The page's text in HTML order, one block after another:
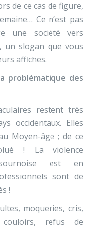
de ce cas de figure,
Ce n’est pas
une société vers
un slogan que vous
affiches.
problématique des
restent très
occidentaux. Elles
Moyen-âge ; de ce
! La violence
est en
sont de
!
moqueries, cris,
couloirs, refus de